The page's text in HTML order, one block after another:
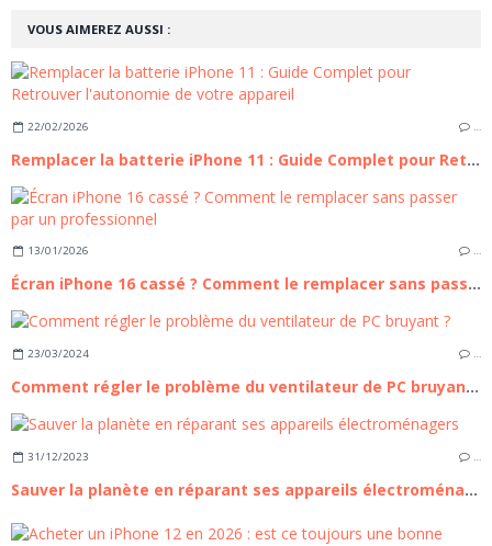
VOUS AIMEREZ AUSSI :
22/02/2026 …
Remplacer la batterie iPhone 11 : Guide Complet pour Retrouver l'autonomie de votre appareil
13/01/2026 …
Écran iPhone 16 cassé ? Comment le remplacer sans passer par un professionnel
23/03/2024 …
Comment régler le problème du ventilateur de PC bruyant ?
31/12/2023 …
Sauver la planète en réparant ses appareils électroménagers